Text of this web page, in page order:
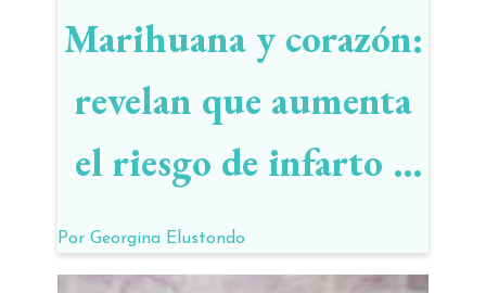
Marihuana y corazón:
revelan que aumenta
el riesgo de infarto y
ACV
Por Georgina Elustondo